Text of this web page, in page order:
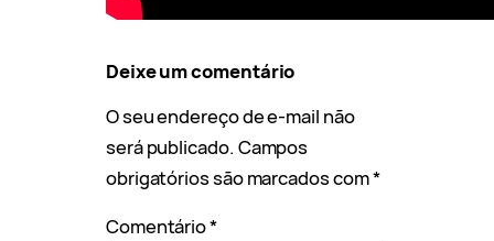
Deixe um comentário
O seu endereço de e-mail não
será publicado. Campos
obrigatórios são marcados com*
Comentário*